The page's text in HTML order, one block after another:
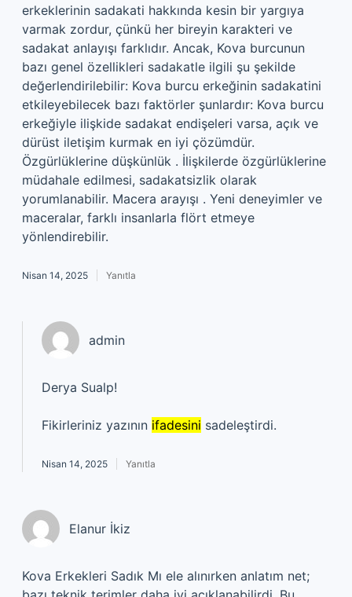
erkeklerinin sadakati hakkında kesin bir yargıya
varmak zordur, çünkü her bireyin karakteri ve
sadakat anlayışı farklıdır. Ancak, Kova burcunun
bazı genel özellikleri sadakatle ilgili şu şekilde
değerlendirilebilir: Kova burcu erkeğinin sadakatini
etkileyebilecek bazı faktörler şunlardır: Kova burcu
erkeğiyle ilişkide sadakat endişeleri varsa, açık ve
dürüst iletişim kurmak en iyi çözümdür.
Özgürlüklerine düşkünlük . İlişkilerde özgürlüklerine
müdahale edilmesi, sadakatsizlik olarak
yorumlanabilir. Macera arayışı . Yeni deneyimler ve
maceralar, farklı insanlarla flört etmeye
yönlendirebilir.
Nisan 14, 2025 Yanıtla
admin
Derya Sualp!
Fikirleriniz yazının ifadesini sadeleştirdi.
Nisan 14, 2025 Yanıtla
Elanur İkiz
Kova Erkekleri Sadık Mı ele alınırken anlatım net;